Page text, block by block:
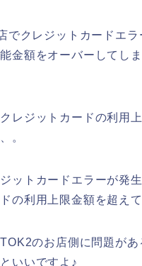
でクレジットカードエ
金額をオーバーしてし
レジットカードの利用
。
ットカードエラーが発
の利用上限金額を超え
のお店側に問題が
いいですよ♪